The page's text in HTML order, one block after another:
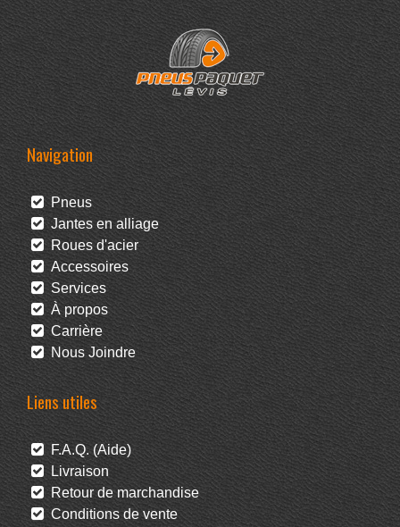
Navigation
Pneus
Jantes en alliage
Roues d'acier
Accessoires
Services
À propos
Carrière
Nous Joindre
Liens utiles
F.A.Q. (Aide)
Livraison
Retour de marchandise
Conditions de vente